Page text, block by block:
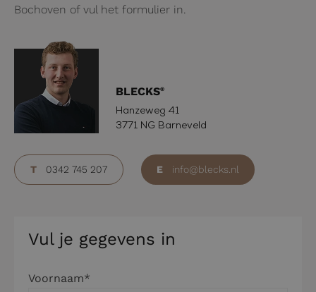
Bochoven of vul het formulier in.
BLECKS®
Hanzeweg 41
3771 NG Barneveld
T 0342 745 207 E info@blecks.nl
Vul je gegevens in
Voornaam*